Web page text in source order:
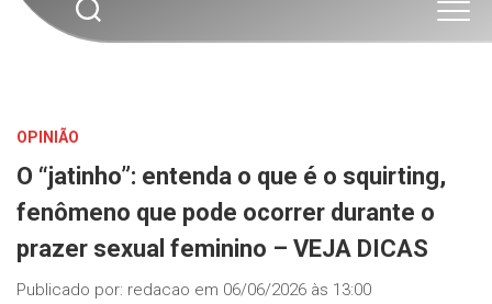
OPINIÃO
O “jatinho”: entenda o que é o squirting,
fenômeno que pode ocorrer durante o
prazer sexual feminino – VEJA DICAS
Publicado por: redacao em 06/06/2026 às 13:00